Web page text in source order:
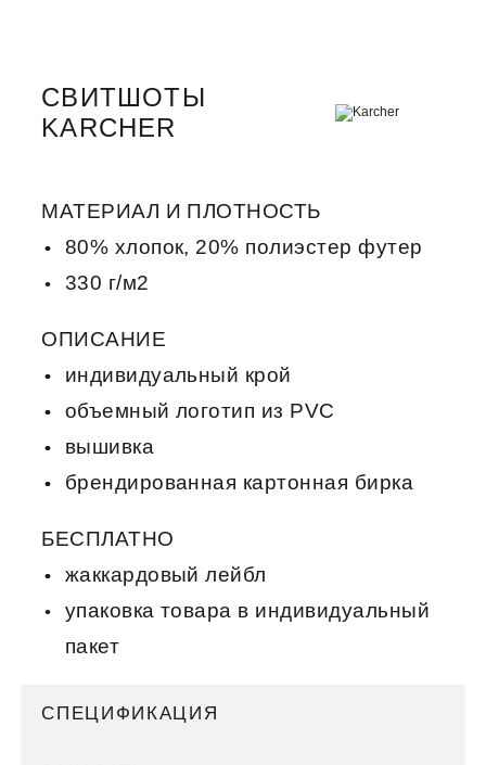
СВИТШОТЫ
KARCHER
МАТЕРИАЛ И ПЛОТНОСТЬ
80% хлопок, 20% полиэстер футер
330 г/м2
ОПИСАНИЕ
индивидуальный крой
объемный логотип из PVC
вышивка
брендированная картонная бирка
БЕСПЛАТНО
жаккардовый лейбл
упаковка товара в индивидуальный
пакет
СПЕЦИФИКАЦИЯ